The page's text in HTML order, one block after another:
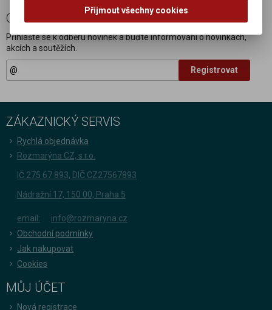
ODBĚR NOVINEK
Přihlašte se k odběru novinek a buďte informováni o novinkách,
akcích a soutěžích.
Registrovat
ZÁKAZNICKÝ SERVIS
Rychlá objednávka
Rozmarýna CZ, s.r.o.
IČ 275 67 893, DIČ CZ27567893
Nádražní 17, 150 00, Praha 5
email:
info@rozmaryna.cz
Obchodní podmínky
Jak nakupovat
Cookies
MŮJ ÚČET
Nová registrace
Přijmout všechny cookies